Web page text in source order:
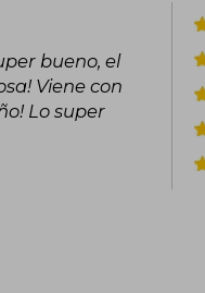
bueno, el
Viene con
Lo super